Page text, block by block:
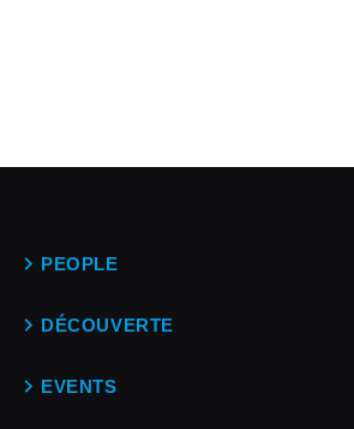
PEOPLE
DÉCOUVERTE
EVENTS